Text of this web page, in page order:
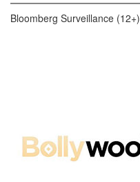
Bloomberg Surveillance (12+)